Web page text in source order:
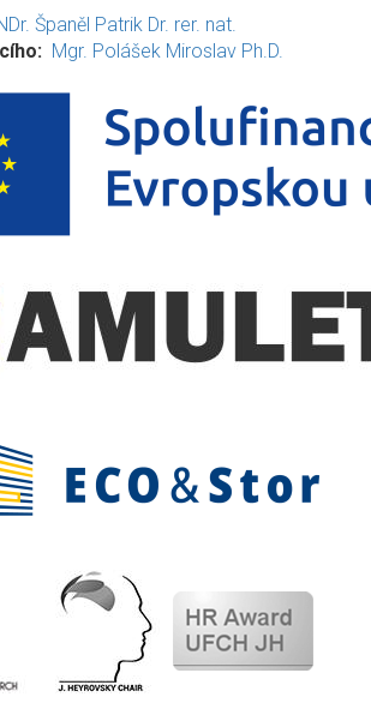
Španěl Patrik Dr. rer. nat.
Mgr. Polášek Miroslav Ph.D.